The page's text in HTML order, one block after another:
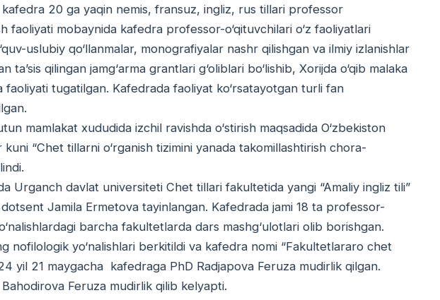
kafedra 20 ga yaqin nemis, fransuz, ingliz, rus tillari professor
faoliyati mobaynida kafedra professor-o‘qituvchilari o‘z faoliyatlari
uslubiy qo‘llanmalar, monografiyalar nashr qilishgan va ilmiy izlanishlar
qilingan jamg‘arma grantlari g‘oliblari bo‘lishib, Xorijda o‘qib malaka
tugatilgan. Kafedrada faoliyat ko‘rsatayotgan turli fan
mamlakat xududida izchil ravishda o‘stirish maqsadida O‘zbekiston
“Chet tillarni o‘rganish tizimini yanada takomillashtirish chora-
davlat universiteti Chet tillari fakultetida yangi “Amaliy ingliz tili”
Jamila Ermetova tayinlangan. Kafedrada jami 18 ta professor-
barcha fakultetlarda dars mashg‘ulotlari olib borishgan.
nofilologik yo‘nalishlari berkitildi va kafedra nomi “Fakultetlararo chet
yil 21 maygacha kafedraga PhD Radjapova Feruza mudirlik qilgan.
Feruza mudirlik qilib kelyapti.